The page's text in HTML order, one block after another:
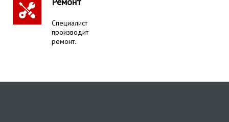
Специалист
производит
ремонт.